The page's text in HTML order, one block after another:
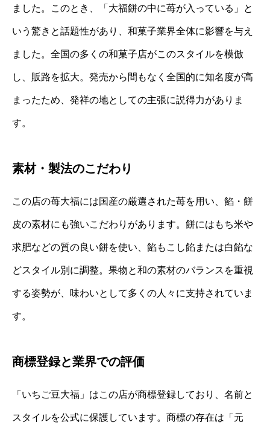
ました。このとき、「大福餅の中に苺が入っている」と
いう驚きと話題性があり、和菓子業界全体に影響を与え
ました。全国の多くの和菓子店がこのスタイルを模倣
し、販路を拡大。発売から間もなく全国的に知名度が高
まったため、発祥の地としての主張に説得力がありま
す。
素材・製法のこだわり
この店の苺大福には国産の厳選された苺を用い、餡・餅
皮の素材にも強いこだわりがあります。餅にはもち米や
求肥などの質の良い餅を使い、餡もこし餡または白餡な
どスタイル別に調整。果物と和の素材のバランスを重視
する姿勢が、味わいとして多くの人々に支持されていま
す。
商標登録と業界での評価
「いちご豆大福」はこの店が商標登録しており、名前と
スタイルを公式に保護しています。商標の存在は「元